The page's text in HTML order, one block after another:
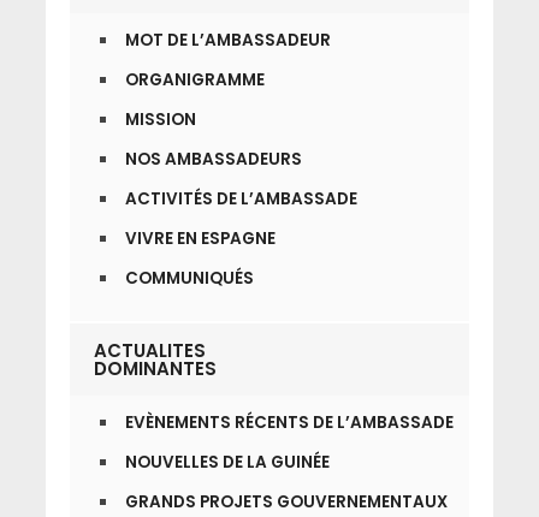
MOT DE L’AMBASSADEUR
ORGANIGRAMME
MISSION
NOS AMBASSADEURS
ACTIVITÉS DE L’AMBASSADE
VIVRE EN ESPAGNE
COMMUNIQUÉS
ACTUALITES
DOMINANTES
EVÈNEMENTS RÉCENTS DE L’AMBASSADE
NOUVELLES DE LA GUINÉE
GRANDS PROJETS GOUVERNEMENTAUX